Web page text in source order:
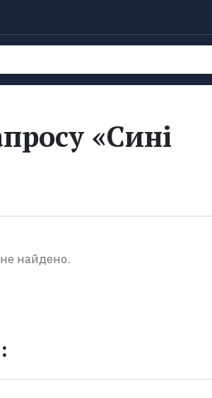
«Сині
найдено.